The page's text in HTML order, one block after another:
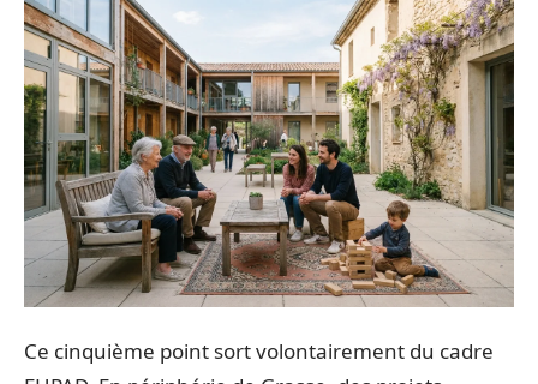
Ce cinquième point sort volontairement du cadre